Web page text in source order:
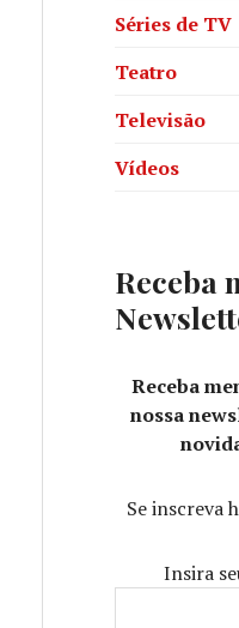
Séries de TV
Teatro
Televisão
Vídeos
Receba
Receba
nossa
Se inscreva
Insira